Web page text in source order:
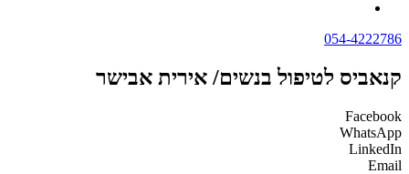
054-4222786
קנאביס לטיפול בנשים/ אירית אבישר
Facebook
WhatsApp
LinkedIn
Email